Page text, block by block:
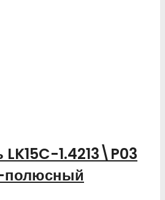
1.4213\P03
полюсный